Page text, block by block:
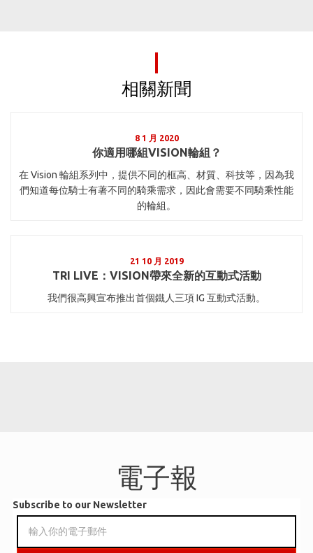
相關新聞
8 1 月 2020
你適用哪組VISION輪組？
在 Vision 輪組系列中，提供不同的框高、材質、科技等，因為我
們知道每位騎士有著不同的騎乘需求，因此會需要不同騎乘性能
的輪組。
21 10 月 2019
TRI LIVE：VISION帶來全新的互動式活動
我們很高興宣布推出首個鐵人三項 IG 互動式活動。
電子報
Subscribe to our Newsletter